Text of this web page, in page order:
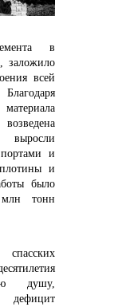
в
заложило
всей
выросли
и
и
было
тонн
душу,
дефицит